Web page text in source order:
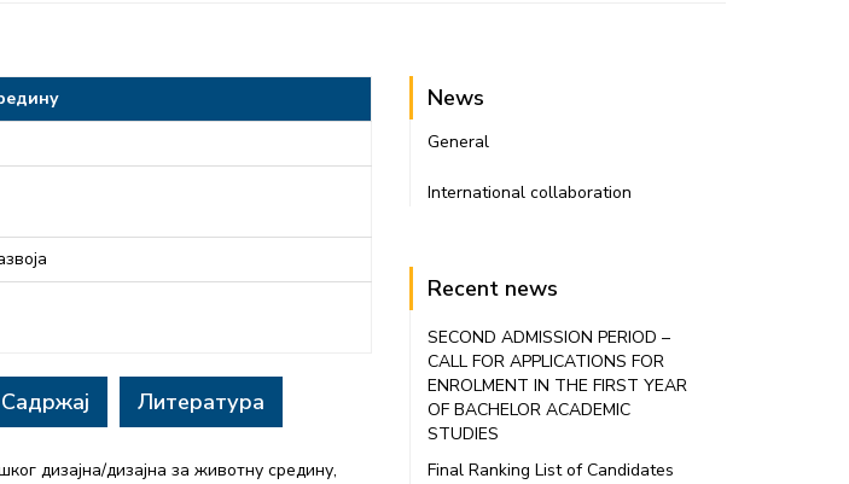
Садржај Литература
дизајна/дизајна за животну средину,
News
General
International collaboration
Recent news
SECOND ADMISSION PERIOD –
CALL FOR APPLICATIONS FOR
ENROLMENT IN THE FIRST YEAR
OF BACHELOR ACADEMIC
STUDIES
Final Ranking List of Candidates